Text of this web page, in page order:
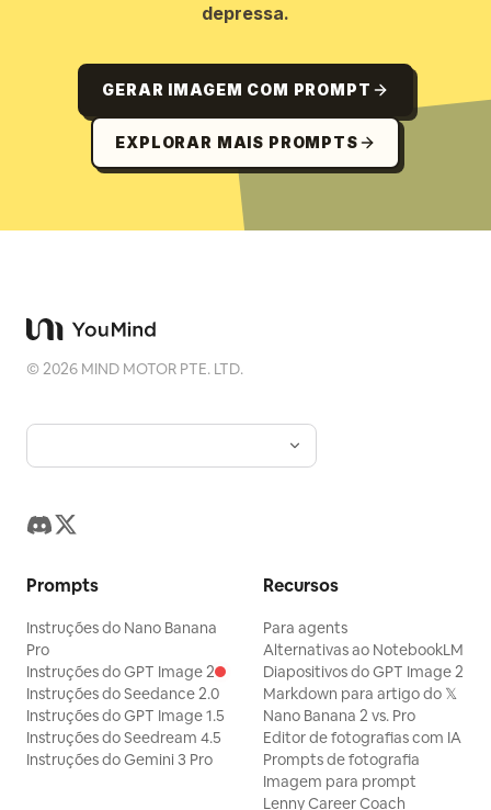
depressa.
GERAR IMAGEM COM PROMPT
EXPLORAR MAIS PROMPTS
©2026 MIND MOTOR PTE. LTD.
Prompts
Instruções do Nano Banana
Pro
Instruções do GPT Image 2
Instruções do Seedance 2.0
Instruções do GPT Image 1.5
Instruções do Seedream 4.5
Instruções do Gemini 3 Pro
Recursos
Para agents
Alternativas ao NotebookLM
Diapositivos do GPT Image 2
Markdown para artigo do 𝕏
Nano Banana 2 vs. Pro
Editor de fotografias com IA
Prompts de fotografia
Imagem para prompt
Lenny Career Coach